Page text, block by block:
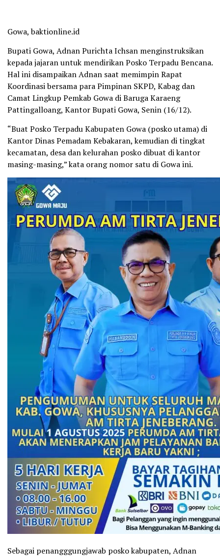
Gowa, baktionline.id
Bupati Gowa, Adnan Purichta Ichsan menginstruksikan
kepada jajaran untuk mendirikan Posko Terpadu Bencana.
Hal ini disampaikan Adnan saat memimpin Rapat
Koordinasi bersama para Pimpinan SKPD, Kabag dan
Camat Lingkup Pemkab Gowa di Baruga Karaeng
Pattingalloang, Kantor Bupati Gowa, Senin (16/12).
“Buat Posko Terpadu Kabupaten Gowa (posko utama) di
Kantor Dinas Pemadam Kebakaran, kemudian di tingkat
kecamatan, desa dan kelurahan posko dibuat di kantor
masing-masing,” kata orang nomor satu di Gowa ini.
Sebagai penangggungjawab posko kabupaten, Adnan